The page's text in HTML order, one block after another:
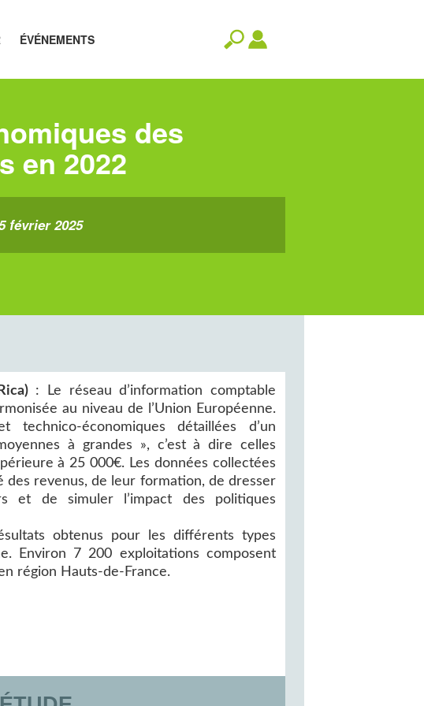
ÉVÉNEMENTS
des
en 2022
février 2025
: Le réseau d’information comptable
au niveau de l’Union Européenne.
économiques détaillées d’un
à grandes », c’est à dire celles
à 25 000€. Les données collectées
des revenus, de leur formation, de dresser
et de simuler l’impact des politiques
obtenus pour les différents types
Environ 7 200 exploitations composent
région Hauts-de-France.